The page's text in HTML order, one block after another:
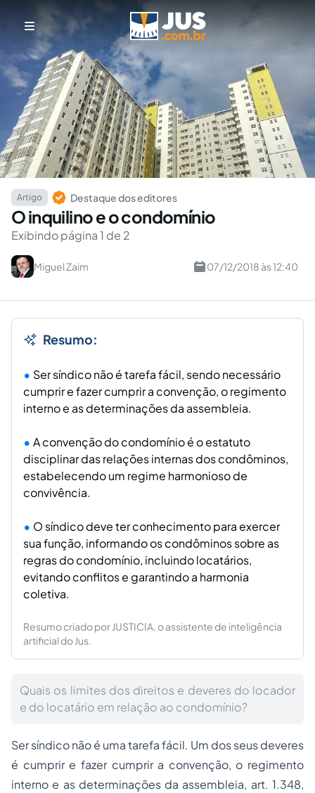
Artigo Destaque dos editores
O inquilino e o condomínio
Exibindo página 1 de 2
Miguel Zaim 07/12/2018 às 12:40
Resumo:
Ser síndico não é tarefa fácil, sendo necessário
cumprir e fazer cumprir a convenção, o regimento
interno e as determinações da assembleia.
A convenção do condomínio é o estatuto
disciplinar das relações internas dos condôminos,
estabelecendo um regime harmonioso de
convivência.
O síndico deve ter conhecimento para exercer
sua função, informando os condôminos sobre as
regras do condomínio, incluindo locatários,
evitando conflitos e garantindo a harmonia
coletiva.
Resumo criado por JUSTICIA, o assistente de inteligência
artificial do Jus.
Quais os limites dos direitos e deveres do locador
e do locatário em relação ao condomínio?
Ser síndico não é uma tarefa fácil. Um dos seus deveres
é cumprir e fazer cumprir a convenção, o regimento
interno e as determinações da assembleia, art. 1.348,